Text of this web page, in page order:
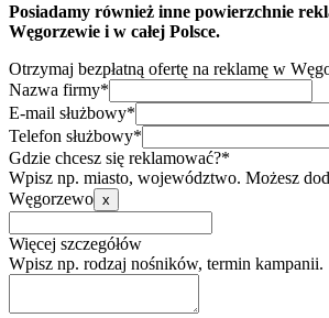
Posiadamy również inne powierzchnie
Węgorzewie i w całej Polsce.
Otrzymaj bezpłatną ofertę na reklamę w
Nazwa firmy*
E-mail służbowy*
Telefon służbowy*
Gdzie chcesz się reklamować?*
Wpisz np. miasto, województwo. Możesz
Węgorzewo x
Więcej szczegółów
Wpisz np. rodzaj nośników, termin kampanii.